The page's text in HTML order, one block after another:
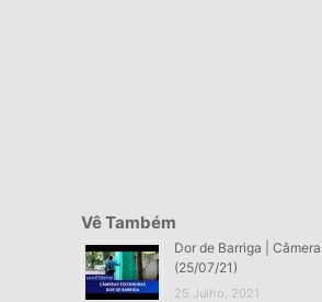
Vê Também
Dor de Barriga |
(25/07/21)
25 Julho, 2021